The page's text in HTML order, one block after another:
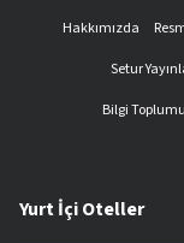
Hakkımızda
Setur
Bilgi
Yurt İçi Oteller